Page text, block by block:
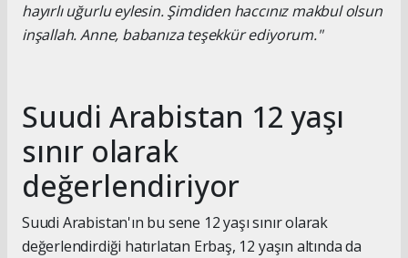
hayırlı uğurlu eylesin. Şimdiden haccınız makbul olsun
inşallah. Anne, babanıza teşekkür ediyorum."
Suudi Arabistan 12 yaşı
sınır olarak
değerlendiriyor
Suudi Arabistan'ın bu sene 12 yaşı sınır olarak
değerlendirdiği hatırlatan Erbaş, 12 yaşın altında da